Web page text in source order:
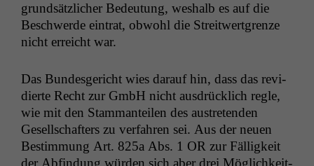
grund­sät­zlich­er Bedeu­tung, weshalb es auf die
Beschw­erde ein­trat, obwohl die Stre­itwert­gren­ze
nicht erre­icht war.
Das Bun­des­gericht wies darauf hin, dass das rev­i­
dierte Recht zur GmbH nicht aus­drück­lich regle,
wie mit den Stam­man­teilen des aus­tre­tenden
Gesellschafters zu ver­fahren sei. Aus der neuen
Bes­tim­mung Art. 825a Abs. 1 OR zur Fäl­ligkeit
der Abfind­ung wür­den sich aber drei Möglichkeit­